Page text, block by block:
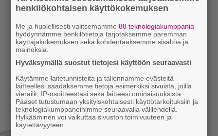
henkilökohtaisen käyttökokemuksen
Me ja huolellisesti valitsemamme88 teknologiakumppania
hyödynnämme henkilötietoja tarjotaksemme paremman
käyttäjäkokemuksen sekä kohdentaaksemme sisältöä ja
mainoksia.
Hyväksymällä suostut tietojesi käyttöön seuraavasti
Käytämme laitetunnisteita ja tallennamme evästeitä
laitteellesi saadaksemme tietoja esimerkiksi sivuista, joilla
vierailit, IP-osoitteestasi sekä laitteesi ominaisuuksista.
Pääset tutustumaan yksityiskohtaisesti käyttötarkoituksiin ja
teknologiakumppaneihimme seuraavalla välilehdellä.
Hylkääminen voi vaikuttaa sivuston toimivuuteen ja
käytettävyyteen.